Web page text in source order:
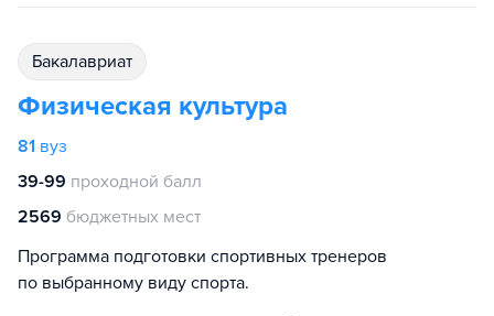
бакалавриат
Физическая культура
81 вуз
39-99 проходной балл
2569 бюджетных мест
Программа подготовки спортивных тренеров
по выбранному виду спорта.